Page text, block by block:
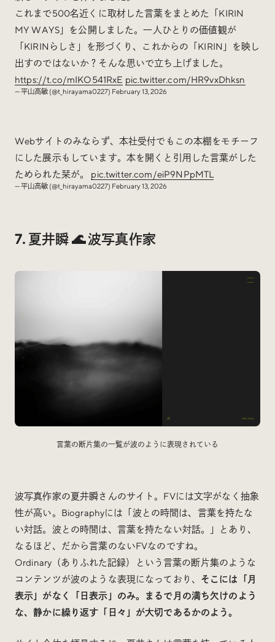
これまで500名近くに取材した言葉をまとめた「KIRIN
MY WAYS」を公開しました。一人ひとりの価値観が
「KIRINらしさ」を形づくり、これからの「KIRIN」を映し
出すのではないか？そんな思いで立ち上げました。
https://t.co/mIKO541RxE pic.twitter.com/HR9vxDhksn
— 平山高敏 (@t_hirayama0227) February 13, 2026
Webサイトのみならず、本社受付でもこの本棚をモチーフ
にした展示もしています。本を開くと引用した言葉がした
ためられた栞が。 pic.twitter.com/eiP9NPpMTL
— 平山高敏 (@t_hirayama0227) February 13, 2026
7. 夏井瞬 🌊 波写真作家
言葉の断片集の一覧が波のように表現されている
波写真作家の夏井瞬さんのサイト。FVには文字がなく抽象
性が高い。Biographyには「波との時間は、言葉を持たな
い対話。波との時間は、言葉を持たない対話。」とあり、
なるほど、だから言葉のないFVなのですね。
Ordinary（ありふれた記録）という言葉の断片集のような
コンテンツが波のような表現になっており、 そこには「月
表示」がなく「日表示」のみ。まるで月の満ち欠けのよう
な、静かに繰り返す「日々」が大切であるかのよう。